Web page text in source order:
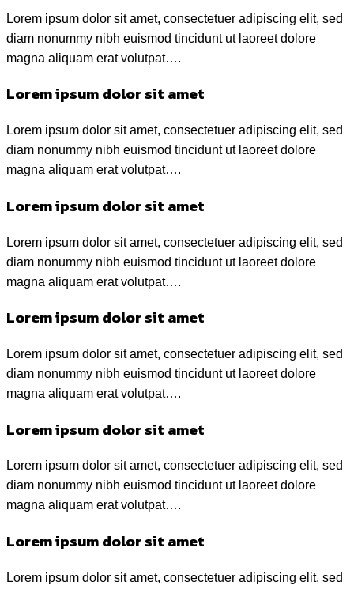
Lorem ipsum dolor sit amet, consectetuer adipiscing elit, sed
diam nonummy nibh euismod tincidunt ut laoreet dolore
magna aliquam erat volutpat….
Lorem ipsum dolor sit amet
Lorem ipsum dolor sit amet, consectetuer adipiscing elit, sed
diam nonummy nibh euismod tincidunt ut laoreet dolore
magna aliquam erat volutpat….
Lorem ipsum dolor sit amet
Lorem ipsum dolor sit amet, consectetuer adipiscing elit, sed
diam nonummy nibh euismod tincidunt ut laoreet dolore
magna aliquam erat volutpat….
Lorem ipsum dolor sit amet
Lorem ipsum dolor sit amet, consectetuer adipiscing elit, sed
diam nonummy nibh euismod tincidunt ut laoreet dolore
magna aliquam erat volutpat….
Lorem ipsum dolor sit amet
Lorem ipsum dolor sit amet, consectetuer adipiscing elit, sed
diam nonummy nibh euismod tincidunt ut laoreet dolore
magna aliquam erat volutpat….
Lorem ipsum dolor sit amet
Lorem ipsum dolor sit amet, consectetuer adipiscing elit, sed